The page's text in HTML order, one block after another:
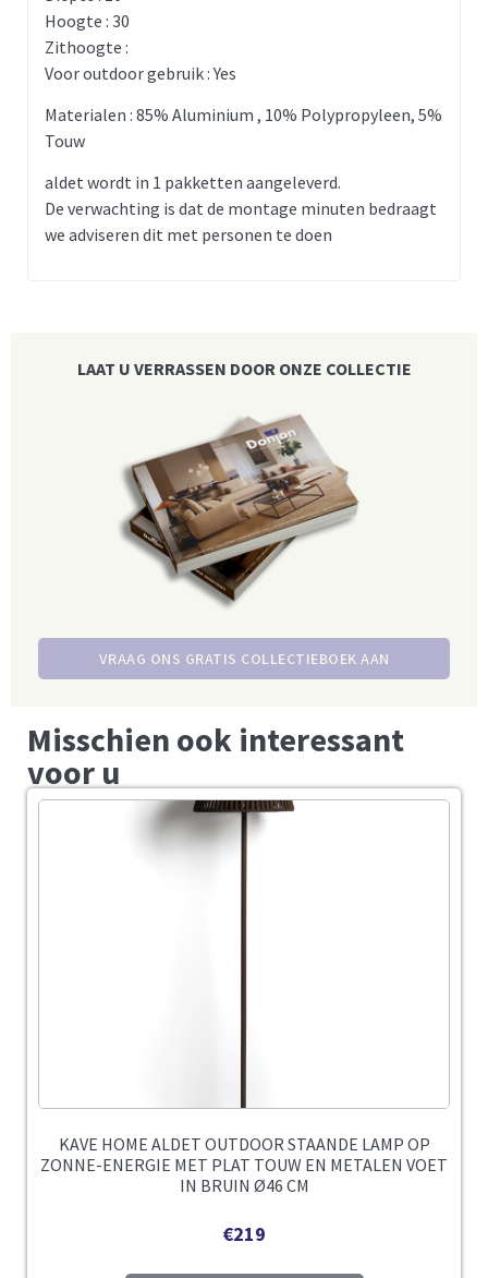
Hoogte : 30
Zithoogte :
Voor outdoor gebruik : Yes
Materialen : 85% Aluminium , 10% Polypropyleen, 5%
Touw
aldet wordt in 1 pakketten aangeleverd.
De verwachting is dat de montage minuten bedraagt
we adviseren dit met personen te doen
LAAT U VERRASSEN DOOR ONZE COLLECTIE
VRAAG ONS GRATIS COLLECTIEBOEK AAN
Misschien ook interessant
voor u
KAVE HOME ALDET OUTDOOR STAANDE LAMP OP
ZONNE-ENERGIE MET PLAT TOUW EN METALEN VOET
IN BRUIN Ø46 CM
€219